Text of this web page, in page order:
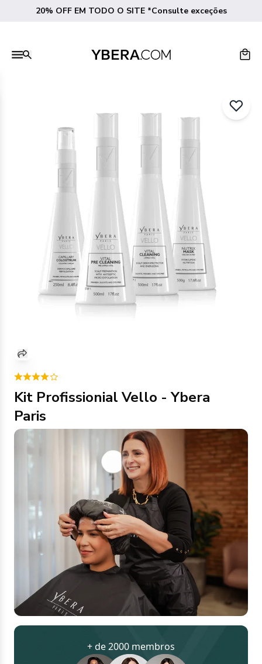
20% OFF EM TODO O SITE *Consulte exceções
Kit Profissionial Vello - Ybera
Paris
+ de 2000 membros